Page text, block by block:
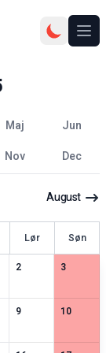
maj
jun
nov dec
August
Lør Søn
datoer
2
0særlige datoer
3
0særlige
datoer
9
0særlige datoer
10
0særlige